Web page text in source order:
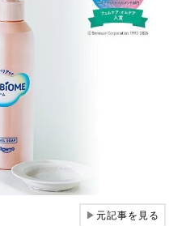
▶元記事を見る